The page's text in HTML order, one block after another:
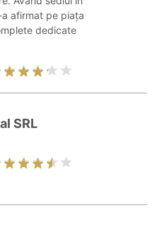
afirmat pe piața
dedicate
SRL